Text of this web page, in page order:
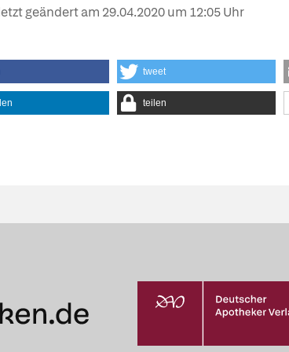
geändert am 29.04.2020um 12:05 Uhr
tweet
teilen